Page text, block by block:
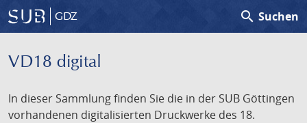
GDZ search Suchen
VD18 digital
In dieser Sammlung finden Sie die in der SUB Göttingen
vorhandenen digitalisierten Druckwerke des 18.